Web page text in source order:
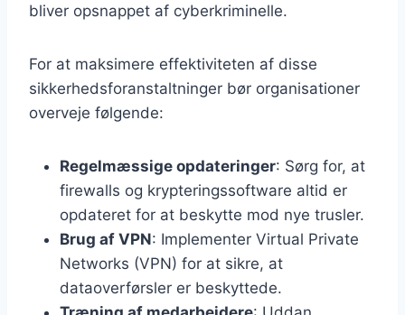
bliver opsnappet af cyberkriminelle.
For at maksimere effektiviteten af disse
sikkerhedsforanstaltninger bør organisationer
overveje følgende:
Regelmæssige opdateringer: Sørg for, at
firewalls og krypteringssoftware altid er
opdateret for at beskytte mod nye trusler.
Brug af VPN: Implementer Virtual Private
Networks (VPN) for at sikre, at
dataoverførsler er beskyttede.